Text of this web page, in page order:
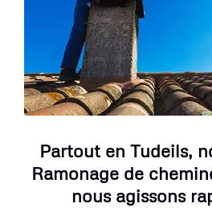
Partout en Tudeils,
Ramonage de
nous agissons